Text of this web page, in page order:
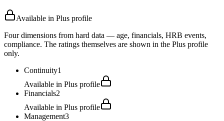
Available in Plus profile
Four dimensions from hard data — age, financials, HRB events,
compliance. The ratings themselves are shown in the Plus profile
only.
Continuity1
Available in Plus profile
Financials2
Available in Plus profile
Management3